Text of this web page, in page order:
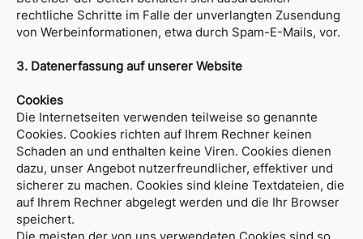
rechtliche Schritte im Falle der unverlangten Zusendung
von Werbeinformationen, etwa durch Spam-E-Mails, vor.
3. Datenerfassung auf unserer Website
Cookies
Die Internetseiten verwenden teilweise so genannte
Cookies. Cookies richten auf Ihrem Rechner keinen
Schaden an und enthalten keine Viren. Cookies dienen
dazu, unser Angebot nutzerfreundlicher, effektiver und
sicherer zu machen. Cookies sind kleine Textdateien, die
auf Ihrem Rechner abgelegt werden und die Ihr Browser
speichert.